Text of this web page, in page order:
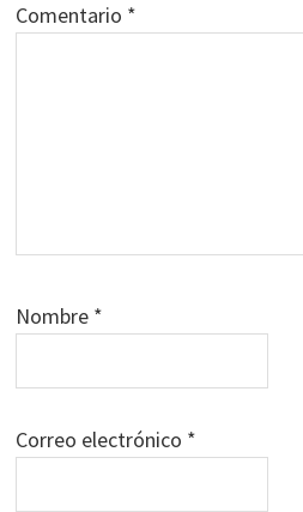
Comentario *
Nombre *
Correo electrónico *